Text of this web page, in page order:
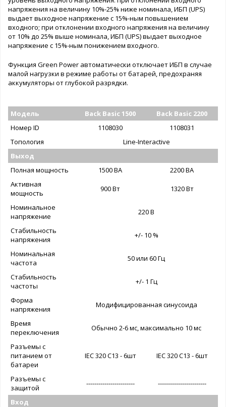
напряжения на величину 10%-25% ниже номинала, ИБП (UPS)
выдает выходное напряжение с 15%-ным повышением
входного; при отклонении входного напряжения на величину
от 10% до 25% выше номинала, ИБП (UPS) выдает выходное
напряжение с 15%-ным понижением входного.
Функция Green Power автоматически отключает ИБП в случае
малой нагрузки в режиме работы от батарей, предохраняя
аккумуляторы от глубокой разрядки.
Модель Back Basic 1500
Back Basic 2200
Номер ID
1108030
1108031
Топология
Line-Interactive
Выход
Полная мощность
1500 ВА
2200 ВА
Активная
мощность
900 Вт 1320 Вт
Номинальное
напряжение
220 В
Стабильность
напряжения
+/- 10 %
Номинальная
частота
50 или 60 Гц
Стабильность
частоты
+/- 1 Гц
Форма
напряжения
Модифицированная синусоида
Время
переключения
Обычно 2-6 мс, максимально 10 мс
Разъемы с
питанием от
батареи
IEC 320 C13 - 6шт IEC 320 C13 - 6шт
Разъемы с
защитой
------------------------ ------------------------
Вход